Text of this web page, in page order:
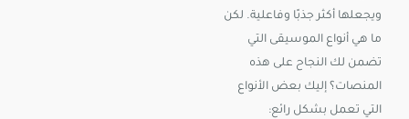
ويجعلها أكثر جذبًا وفاعلية. لكن
ما هي أنواع الموسيقى التي
تضمن لك النجاح على هذه
المنصات؟ إليك بعض الأنواع
التي تعمل بشكل رائع: